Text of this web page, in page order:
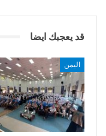
قد يعجبك ايضا
اليمن